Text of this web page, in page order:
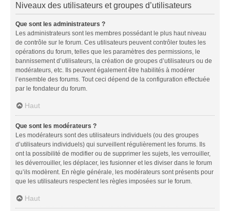
Niveaux des utilisateurs et groupes d’utilisateurs
Que sont les administrateurs ?
Les administrateurs sont les membres possédant le plus haut niveau
de contrôle sur le forum. Ces utilisateurs peuvent contrôler toutes les
opérations du forum, telles que les paramètres des permissions, le
bannissement d’utilisateurs, la création de groupes d’utilisateurs ou de
modérateurs, etc. Ils peuvent également être habilités à modérer
l’ensemble des forums. Tout ceci dépend de la configuration effectuée
par le fondateur du forum.
Haut
Que sont les modérateurs ?
Les modérateurs sont des utilisateurs individuels (ou des groupes
d’utilisateurs individuels) qui surveillent régulièrement les forums. Ils
ont la possibilité de modifier ou de supprimer les sujets, les verrouiller,
les déverrouiller, les déplacer, les fusionner et les diviser dans le forum
qu’ils modèrent. En règle générale, les modérateurs sont présents pour
que les utilisateurs respectent les règles imposées sur le forum.
Haut